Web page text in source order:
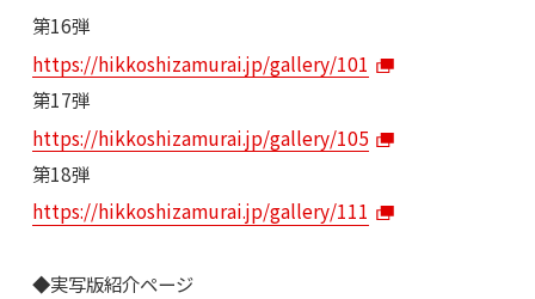
第16弾
https://hikkoshizamurai.jp/gallery/101
第17弾
https://hikkoshizamurai.jp/gallery/105
第18弾
https://hikkoshizamurai.jp/gallery/111
◆実写版紹介ページ